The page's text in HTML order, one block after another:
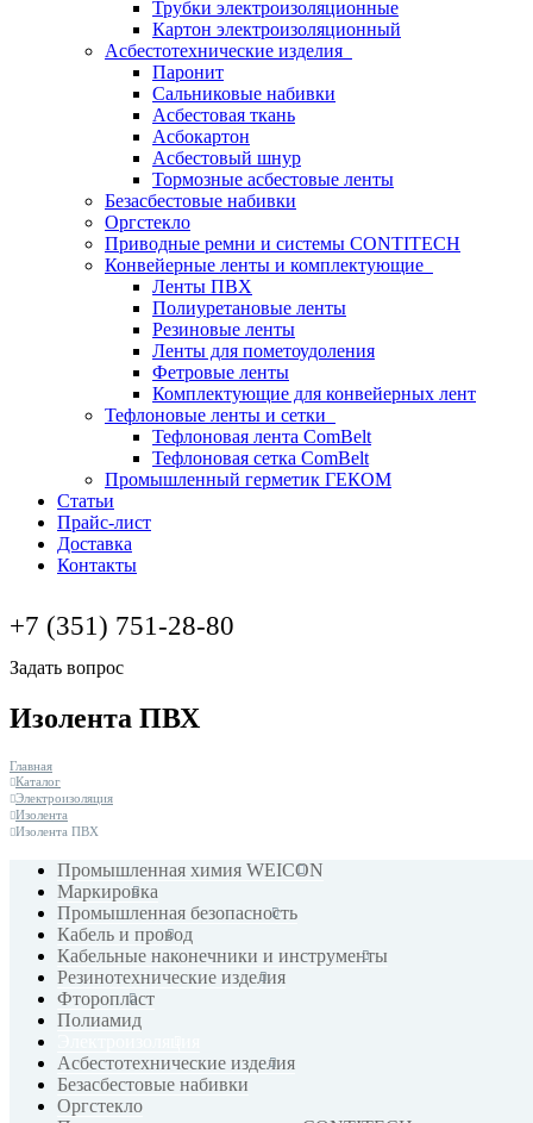
Трубки электроизоляционные
Картон электроизоляционный
Асбестотехнические изделия
Паронит
Сальниковые набивки
Асбестовая ткань
Асбокартон
Асбестовый шнур
Тормозные асбестовые ленты
Безасбестовые набивки
Оргстекло
Приводные ремни и системы CONTITECH
Конвейерные ленты и комплектующие
Ленты ПВХ
Полиуретановые ленты
Резиновые ленты
Ленты для пометоудоления
Фетровые ленты
Комплектующие для конвейерных лент
Тефлоновые ленты и сетки
Тефлоновая лента ComBelt
Тефлоновая сетка ComBelt
Промышленный герметик ГЕКОМ
Статьи
Прайс-лист
Доставка
Контакты
+7 (351) 751-28-80
Задать вопрос
Изолента ПВХ
Главная
Каталог
Электроизоляция
Изолента
Изолента ПВХ
Промышленная химия WEICON
Маркировка
Промышленная безопасность
Кабель и провод
Кабельные наконечники и инструменты
Резинотехнические изделия
Фторопласт
Полиамид
Асбестотехнические изделия
Безасбестовые набивки
Оргстекло